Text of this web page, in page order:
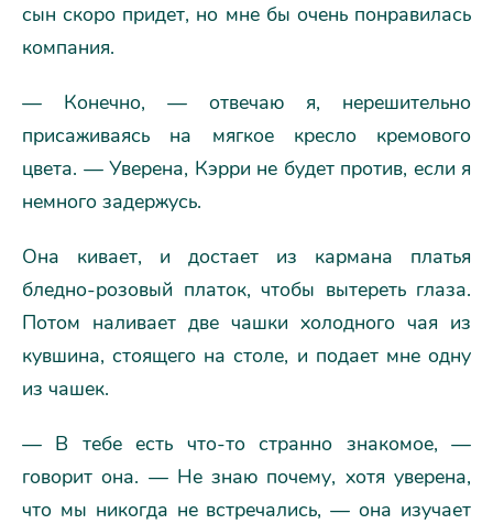
сын скоро придет, но мне бы очень понравилась
компания.
— Конечно, — отвечаю я, нерешительно
присаживаясь на мягкое кресло кремового
цвета. — Уверена, Кэрри не будет против, если я
немного задержусь.
Она кивает, и достает из кармана платья
бледно-розовый платок, чтобы вытереть глаза.
Потом наливает две чашки холодного чая из
кувшина, стоящего на столе, и подает мне одну
из чашек.
— В тебе есть что-то странно знакомое, —
говорит она. — Не знаю почему, хотя уверена,
что мы никогда не встречались, — она изучает